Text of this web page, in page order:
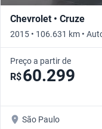
Chevrolet • Cruze
2015 • 106.631 km •
Preço a partir de
R$60.299
São Paulo